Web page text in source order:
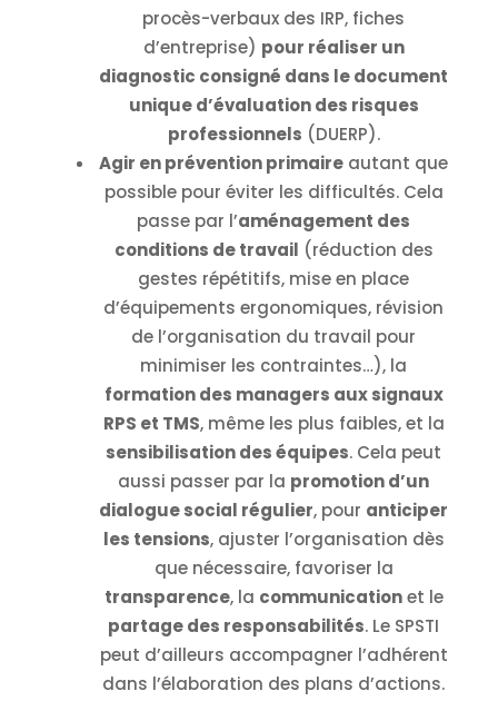
procès-verbaux des IRP, fiches
d’entreprise) pour réaliser un
diagnostic consigné dans le document
unique d’évaluation des risques
professionnels (DUERP).
Agir en prévention primaire autant que
possible pour éviter les difficultés. Cela
passe par l’aménagement des
conditions de travail (réduction des
gestes répétitifs, mise en place
d’équipements ergonomiques, révision
de l’organisation du travail pour
minimiser les contraintes…), la
formation des managers aux signaux
RPS et TMS, même les plus faibles, et la
sensibilisation des équipes. Cela peut
aussi passer par la promotion d’un
dialogue social régulier, pour anticiper
les tensions, ajuster l’organisation dès
que nécessaire, favoriser la
transparence, la communicationet le
partage des responsabilités. Le SPSTI
peut d’ailleurs accompagner l’adhérent
dans l’élaboration des plans d’actions.